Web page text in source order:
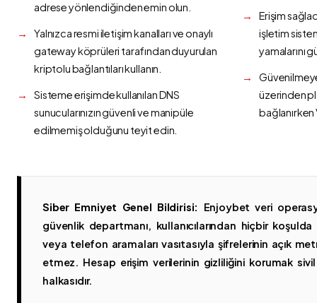
adrese yönlendiğinden emin olun.
Yalnızca resmi iletişim kanalları ve onaylı
gateway köprüleri tarafından duyurulan
kriptolu bağlantıları kullanın.
Sisteme erişimde kullanılan DNS
sunucularınızın güvenli ve manipüle
edilmemiş olduğunu teyit edin.
Erişim
işletim
yamalarını
üzerinden
bağlanırken
Siber Emniyet Genel Bildirisi:
Enjoybet veri
güvenlik departmanı, kullanıcılarından hiçbir
veya telefon aramaları vasıtasıyla şifrelerinin açık
etmez. Hesap erişim verilerinin gizliliğini korumak
halkasıdır.